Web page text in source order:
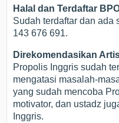
Halal dan Terdaftar
Sudah terdaftar dan ada
143 676 691.
Direkomendasikan
Propolis Inggris sudah
mengatasi masalah-
yang sudah mencoba
motivator, dan ustadz
Inggris.